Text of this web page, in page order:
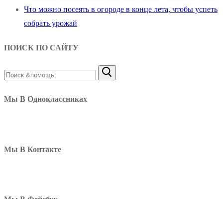
Что можно посеять в огороде в конце лета, чтобы успеть
собрать урожай
ПОИСК ПО САЙТУ
Найти:
Мы В Одноклассниках
Мы В Контакте